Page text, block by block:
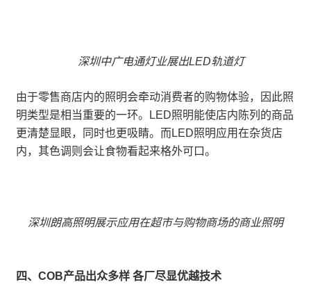
深圳中广电通灯业展出LED轨道灯
由于零售商店内的照明会牵动消费者的购物体验，因此照
明类型是相当重要的一环。LED照明能使店内陈列的商品
更清楚显眼，同时也更吸睛。而LED照明应用在杂货店
内，其色调则会让食物看起来格外可口。
深圳朗高照明展示应用在超市与购物商场的商业照明
四、COB产品出众多样 各厂尽显优越技术